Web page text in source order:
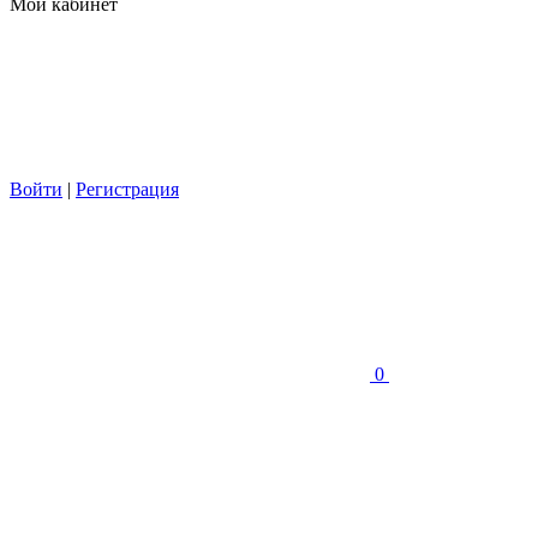
Мой кабинет
Войти | Регистрация
0